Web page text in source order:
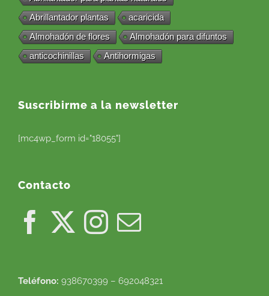
Abrillantador plantas
acaricida
Almohadón de flores
Almohadón para difuntos
anticochinillas
Antihormigas
Suscribirme a la newsletter
[mc4wp_form id="18055"]
Contacto
Teléfono: 938670399 – 692048321